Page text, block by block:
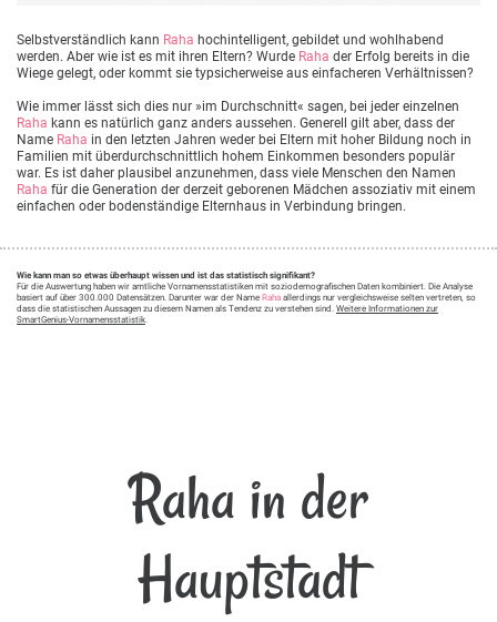
Selbstverständlich kann Raha hochintelligent, gebildet und wohlhabend
werden. Aber wie ist es mit ihren Eltern? Wurde Raha der Erfolg bereits in die
Wiege gelegt, oder kommt sie typsicherweise aus einfacheren Verhältnissen?
Wie immer lässt sich dies nur »im Durchschnitt« sagen, bei jeder einzelnen
Raha kann es natürlich ganz anders aussehen. Generell gilt aber, dass der
Name Raha in den letzten Jahren weder bei Eltern mit hoher Bildung noch in
Familien mit überdurchschnittlich hohem Einkommen besonders populär
war. Es ist daher plausibel anzunehmen, dass viele Menschen den Namen
Raha für die Generation der derzeit geborenen Mädchen assoziativ mit einem
einfachen oder bodenständige Elternhaus in Verbindung bringen.
Wie kann man so etwas überhaupt wissen und ist das statistisch signifikant?
Für die Auswertung haben wir amtliche Vornamensstatistiken mit soziodemografischen Daten kombiniert. Die Analyse
basiert auf über 300.000 Datensätzen. Darunter war der Name Raha allerdings nur vergleichsweise selten vertreten, so
dass die statistischen Aussagen zu diesem Namen als Tendenz zu verstehen sind. Weitere Informationen zur
SmartGenius-Vornamensstatistik.
Raha in der
Hauptstadt